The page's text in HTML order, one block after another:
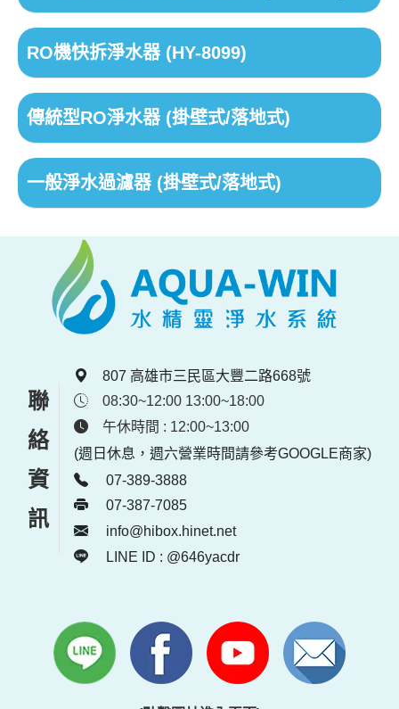
RO機快拆淨水器 (HY-8099)
傳統型RO淨水器 (掛壁式/落地式)
一般淨水過濾器 (掛壁式/落地式)
聯絡資訊
807 高雄市三民區大豐二路668號
08:30~12:00 13:00~18:00
午休時間 : 12:00~13:00
(週日休息，週六營業時間請參考GOOGLE商家)
07-389-3888
07-387-7085
info@hibox.hinet.net
LINE ID : @646yacdr